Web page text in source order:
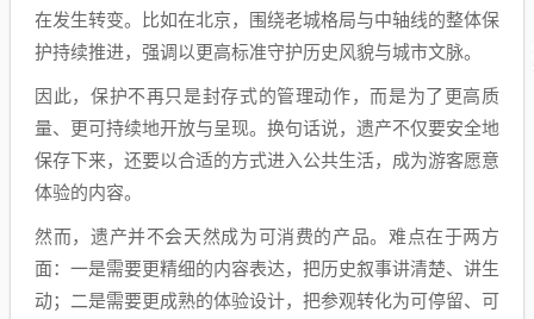
在发生转变。比如在北京，围绕老城格局与中轴线的整体保
护持续推进，强调以更高标准守护历史风貌与城市文脉。
因此，保护不再只是封存式的管理动作，而是为了更高质
量、更可持续地开放与呈现。换句话说，遗产不仅要安全地
保存下来，还要以合适的方式进入公共生活，成为游客愿意
体验的内容。
然而，遗产并不会天然成为可消费的产品。难点在于两方
面：一是需要更精细的内容表达，把历史叙事讲清楚、讲生
动；二是需要更成熟的体验设计，把参观转化为可停留、可